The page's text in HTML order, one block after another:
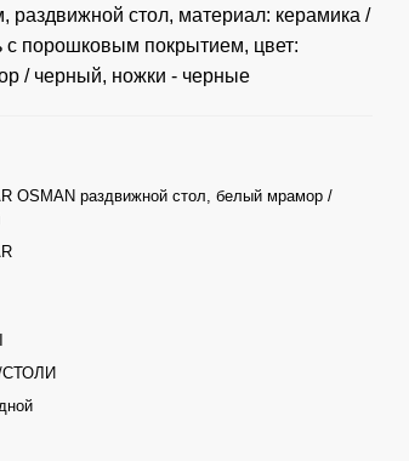
раздвижной стол, материал: керамика /
порошковым покрытием, цвет:
/ черный, ножки - черные
OSMAN раздвижной стол, белый мрамор /
СТОЛИ